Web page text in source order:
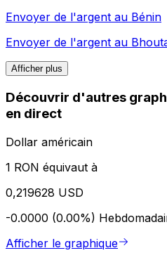
Envoyer de l'argent au Bénin
Envoyer de l'argent au
Afficher plus
Découvrir d'autres
en direct
Dollar américain
1 RON équivaut à
0,219628 USD
-0.0000 (0.00%)
Afficher le graphique